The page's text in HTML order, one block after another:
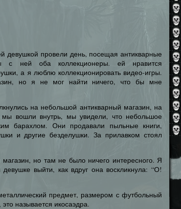
девушкой провели день, посещая антикварные
с ней оба коллекционеры. ей нравится
а я люблю коллекционировать видео-игры.
но я не мог найти ничего, что бы мне
на небольшой антикварный магазин, на
вошли внутрь, мы увидели, что небольшое
барахлом. Они продавали пыльные книги,
и другие безделушки. За прилавком стоял
но там не было ничего интересного. Я
выйти, как вдруг она воскликнула: “О!
предмет, размером с футбольный
называется икосаэдра.